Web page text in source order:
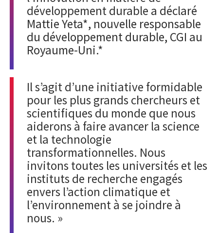
développement durable a déclaré
Mattie Yeta*, nouvelle responsable
du développement durable, CGI au
Royaume-Uni.*
Il s’agit d’une initiative formidable
pour les plus grands chercheurs et
scientifiques du monde que nous
aiderons à faire avancer la science
et la technologie
transformationnelles. Nous
invitons toutes les universités et les
instituts de recherche engagés
envers l’action climatique et
l’environnement à se joindre à
nous. »